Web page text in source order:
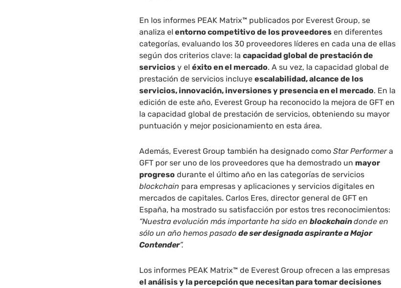
En los informes PEAK Matrix™ publicados por Everest Group, se
analiza el entorno competitivo de los proveedores en diferentes
categorías, evaluando los 30 proveedores líderes en cada una de ellas
según dos criterios clave: lacapacidad global de prestación de
servicios y eléxito en el mercado. A su vez, la capacidad global de
prestación de servicios incluyeescalabilidad, alcance de los
servicios, innovación, inversiones y presencia en el mercado. En la
edición de este año, Everest Group ha reconocido la mejora de GFT en
la capacidad global de prestación de servicios, obteniendo su mayor
puntuación y mejor posicionamiento en esta área.
Además, Everest Group también ha designado comoStar Performera
GFT por ser uno de los proveedores que ha demostrado un mayor
progreso durante el último año en las categorías de servicios
blockchain para empresas y aplicaciones y servicios digitales en
mercados de capitales. Carlos Eres, director general de GFT en
España, ha mostrado su satisfacción por estos tres reconocimientos:
“Nuestra evolución más importante ha sido enblockchaindonde en
sólo un año hemos pasadode ser designada aspirante a Major
Contender”.
Los informes PEAK Matrix™ de Everest Group ofrecen a las empresas
el análisis y la percepción que necesitan para tomar decisiones